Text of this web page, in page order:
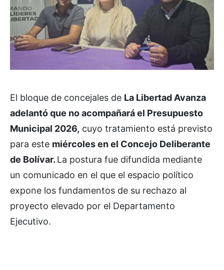
El bloque de concejales de La Libertad Avanza
adelantó que no acompañará el Presupuesto
Municipal 2026, cuyo tratamiento está previsto
para este miércoles en el Concejo Deliberante
de Bolívar. La postura fue difundida mediante
un comunicado en el que el espacio político
expone los fundamentos de su rechazo al
proyecto elevado por el Departamento
Ejecutivo.